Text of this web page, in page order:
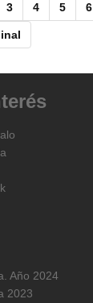
3 4 5 6
Año 2024
2023